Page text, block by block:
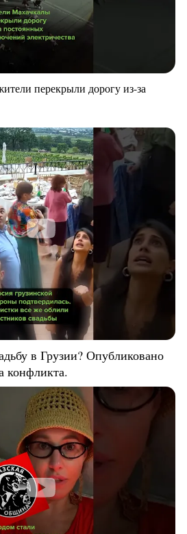
перекрыли дорогу из-за
в Грузии? Опубликовано
конфликта.